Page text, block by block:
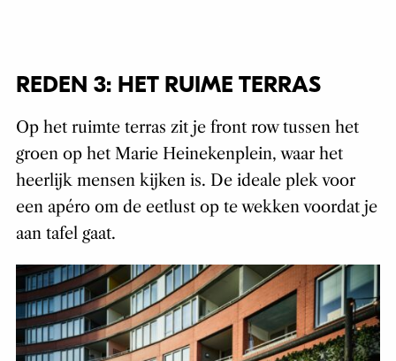
REDEN 3: HET RUIME TERRAS
Op het ruimte terras zit je front row tussen het
groen op het Marie Heinekenplein, waar het
heerlijk mensen kijken is. De ideale plek voor
een apéro om de eetlust op te wekken voordat je
aan tafel gaat.